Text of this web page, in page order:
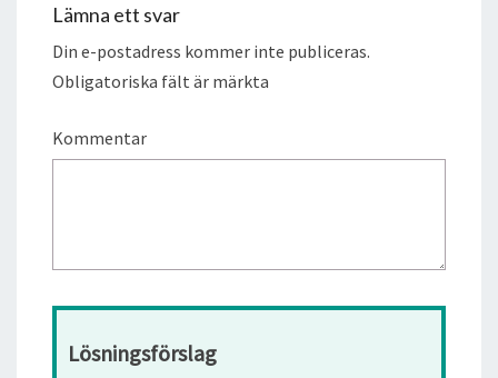
Lämna ett svar
Din e-postadress kommer inte publiceras.
Obligatoriska fält är märkta
Kommentar
Lösningsförslag